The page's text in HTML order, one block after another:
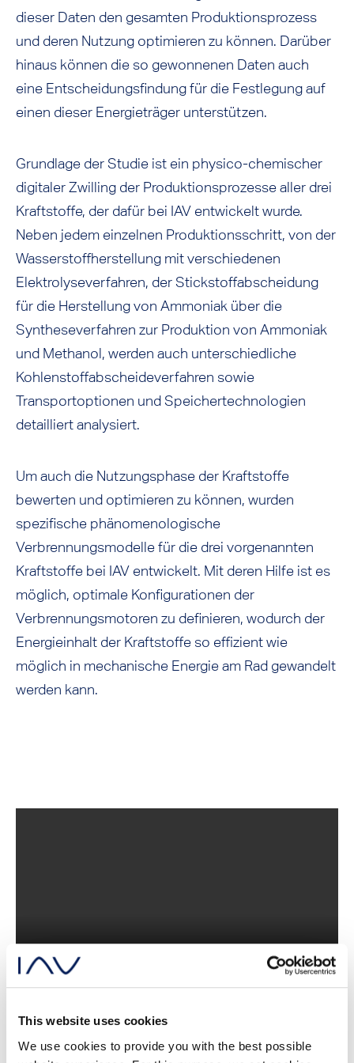
This website uses cookies
We use cookies to provide you with the best possible
dieser Daten den gesamten Produktionsprozess
und deren Nutzung optimieren zu können. Darüber
hinaus können die so gewonnenen Daten auch
eine Entscheidungsfindung für die Festlegung auf
einen dieser Energieträger unterstützen.
Grundlage der Studie ist ein physico-chemischer
digitaler Zwilling der Produktionsprozesse aller drei
Kraftstoffe, der dafür bei IAV entwickelt wurde.
Neben jedem einzelnen Produktionsschritt, von der
Wasserstoffherstellung mit verschiedenen
Elektrolyseverfahren, der Stickstoffabscheidung
für die Herstellung von Ammoniak über die
Syntheseverfahren zur Produktion von Ammoniak
und Methanol, werden auch unterschiedliche
Kohlenstoffabscheideverfahren sowie
Transportoptionen und Speichertechnologien
detailliert analysiert.
Um auch die Nutzungsphase der Kraftstoffe
bewerten und optimieren zu können, wurden
spezifische phänomenologische
Verbrennungsmodelle für die drei vorgenannten
Kraftstoffe bei IAV entwickelt. Mit deren Hilfe ist es
möglich, optimale Konfigurationen der
Verbrennungsmotoren zu definieren, wodurch der
Energieinhalt der Kraftstoffe so effizient wie
möglich in mechanische Energie am Rad gewandelt
werden kann.